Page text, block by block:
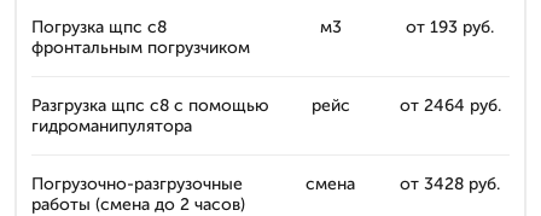
Погрузка щпс с8
фронтальным погрузчиком
м3 от 193 руб.
Разгрузка щпс с8 с помощью
гидроманипулятора
рейс от 2464 руб.
Погрузочно-разгрузочные
работы (смена до 2 часов)
смена от 3428 руб.